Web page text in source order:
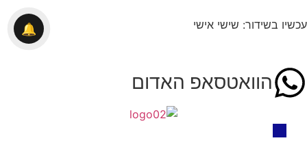
עכשיו בשידור: שישי אישי
הוואטסאפ האדום
🔔